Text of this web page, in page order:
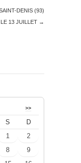
DENIS (93)
LE 13 JUILLET →
>>
S
D
1
2
8
9